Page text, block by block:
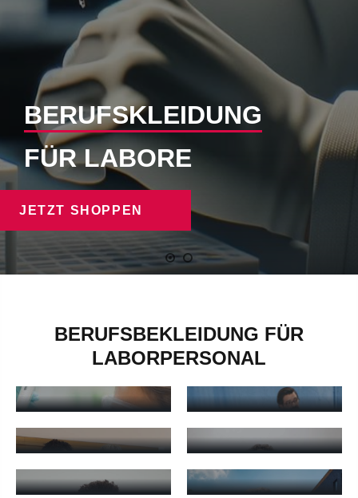
BERUFSKLEIDUNG
FÜR LABORE
JETZT SHOPPEN
BERUFSBEKLEIDUNG FÜR
LABORPERSONAL
Laborkittel - mehr erfahren Laborhosen - mehr erfahren
LABORKASACKS
Laborkasacks - mehr erfahren
LABORPOLOS
Laborpolos - mehr erfahren
LABORSHIRTS
Laborshirts - mehr erfahren
LABORJACKEN
Laborjacken - mehr erfahren